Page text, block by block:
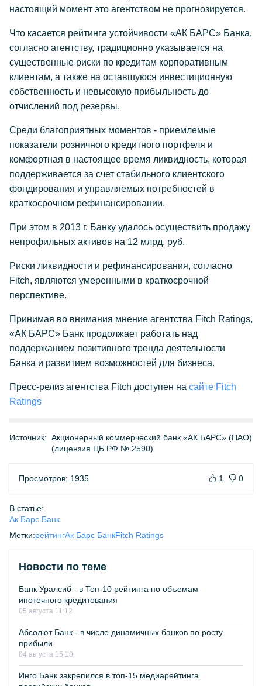
настоящий момент это агентством не прогнозируется.
Что касается рейтинга устойчивости «АК БАРС» Банка,
согласно агентству, традиционно указывается на
существенные риски по кредитам корпоративным
клиентам, а также на оставшуюся инвестиционную
собственность и невысокую прибыльность до
отчислений под резервы.
Среди благоприятных моментов - приемлемые
показатели розничного кредитного портфеля и
комфортная в настоящее время ликвидность, которая
поддерживается за счет стабильного клиентского
фондирования и управляемых потребностей в
краткосрочном рефинансировании.
При этом в 2013 г. Банку удалось осуществить продажу
непрофильных активов на 12 млрд. руб.
Риски ликвидности и рефинансирования, согласно
Fitch, являются умеренными в краткосрочной
перспективе.
Принимая во внимания мнение агентства Fitch Ratings,
«АК БАРС» Банк продолжает работать над
поддержанием позитивного тренда деятельности
Банка и развитием возможностей для бизнеса.
Пресс-релиз агентства Fitch доступен на сайте Fitch
Ratings
Источник: Акционерный коммерческий банк «АК БАРС» (ПАО)
(лицензия ЦБ РФ № 2590)
Просмотров: 1935 1 0
В статье:
Ак Барс Банк
Метки:рейтингАк Барс БанкFitch Ratings
Новости по теме
Банк Уралсиб - в Топ-10 рейтинга по объемам
ипотечного кредитования
05 августа 11:12
Абсолют Банк - в числе динамичных банков по росту
прибыли
04 августа 15:10
Инго Банк закрепился в топ-15 медиарейтинга